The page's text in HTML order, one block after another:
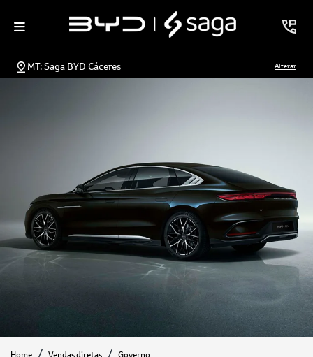
MT: Saga BYD Cáceres Alterar
Home Vendas diretas Governo